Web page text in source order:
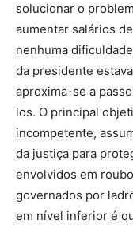
solucionar o
aumentar salários
nenhuma
da presidente
aproxima-se a
los. O principal
incompetente,
da justiça para
envolvidos em
governados por
em nível inferior é